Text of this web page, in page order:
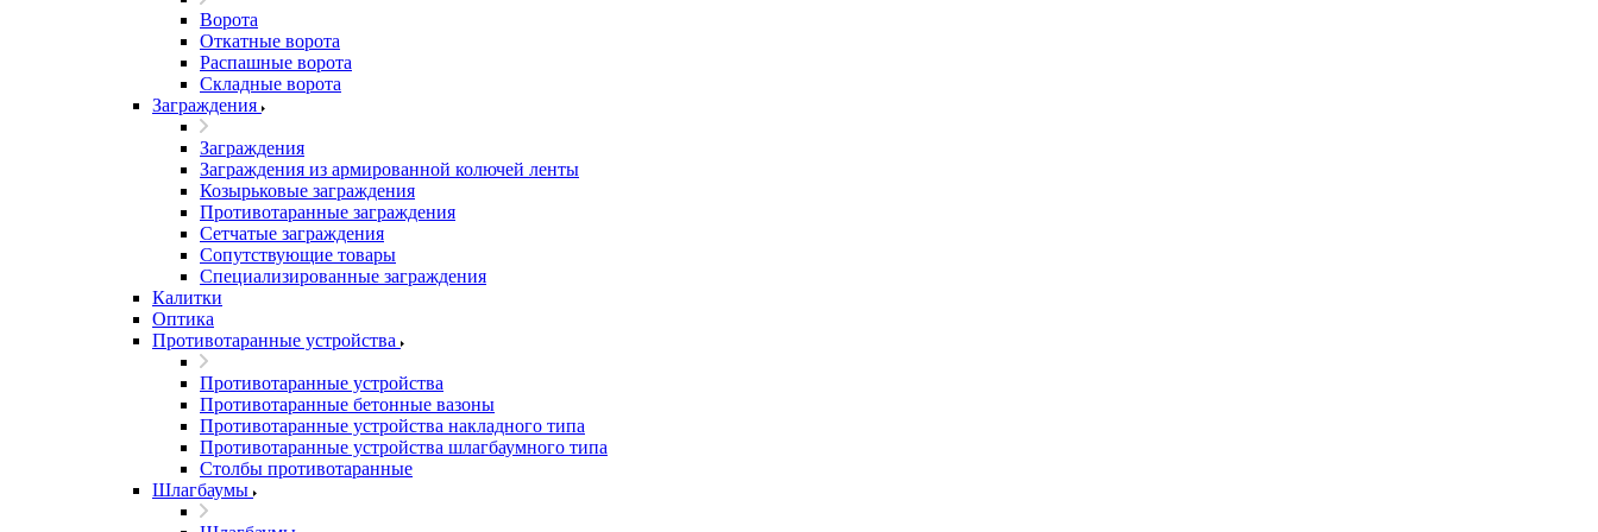
Ворота
Откатные ворота
Распашные ворота
Складные ворота
Заграждения
Заграждения
Заграждения из армированной колючей ленты
Козырьковые заграждения
Противотаранные заграждения
Сетчатые заграждения
Сопутствующие товары
Специализированные заграждения
Калитки
Оптика
Противотаранные устройства
Противотаранные устройства
Противотаранные бетонные вазоны
Противотаранные устройства накладного типа
Противотаранные устройства шлагбаумного типа
Столбы противотаранные
Шлагбаумы